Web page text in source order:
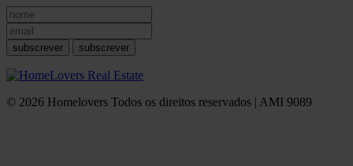
subscrever subscrever
© 2026 Homelovers Todos os direitos reservados | AMI 9089